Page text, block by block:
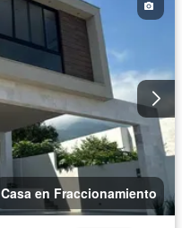
Casa en Fraccionamiento